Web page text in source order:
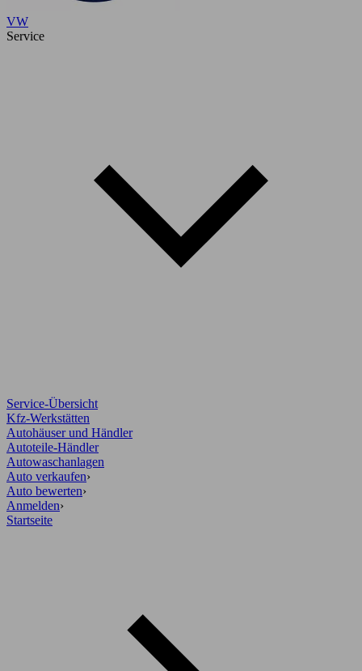
VW
Service
Service-Übersicht
Kfz-Werkstätten
Autohäuser und Händler
Autoteile-Händler
Autowaschanlagen
Auto verkaufen›
Auto bewerten›
Anmelden›
Startseite